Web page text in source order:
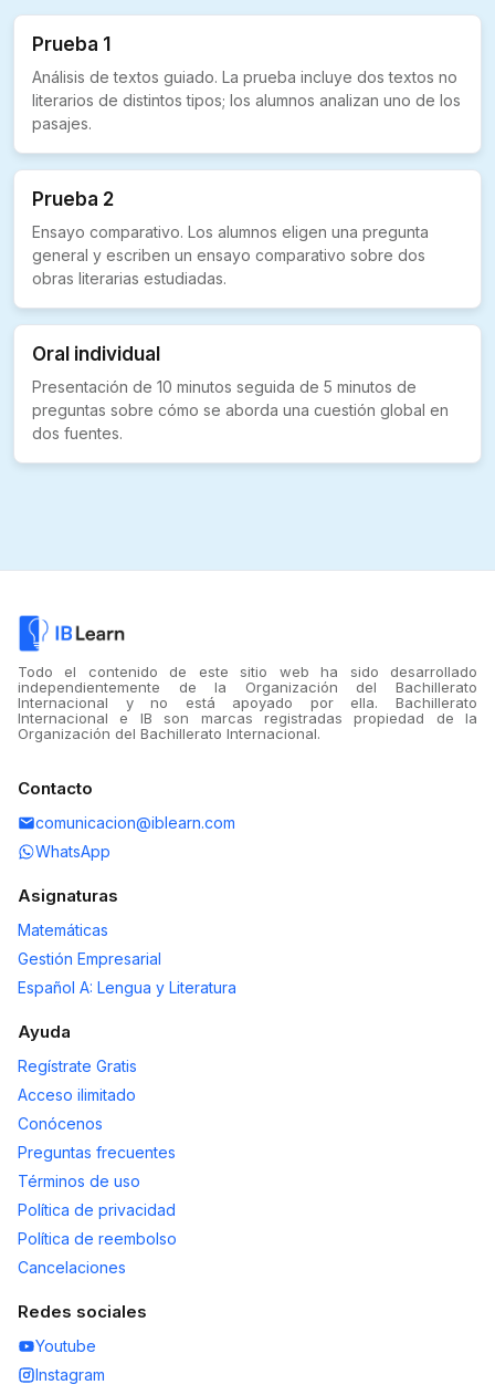
Prueba 1
Análisis de textos guiado. La prueba incluye dos textos no
literarios de distintos tipos; los alumnos analizan uno de los
pasajes.
Prueba 2
Ensayo comparativo. Los alumnos eligen una pregunta
general y escriben un ensayo comparativo sobre dos
obras literarias estudiadas.
Oral individual
Presentación de 10 minutos seguida de 5 minutos de
preguntas sobre cómo se aborda una cuestión global en
dos fuentes.
Todo el contenido de este sitio web ha sido desarrollado
independientemente de la Organización del Bachillerato
Internacional y no está apoyado por ella. Bachillerato
Internacional e IB son marcas registradas propiedad de la
Organización del Bachillerato Internacional.
Contacto
comunicacion@iblearn.com
WhatsApp
Asignaturas
Matemáticas
Gestión Empresarial
Español A: Lengua y Literatura
Ayuda
Regístrate Gratis
Acceso ilimitado
Conócenos
Preguntas frecuentes
Términos de uso
Política de privacidad
Política de reembolso
Cancelaciones
Redes sociales
Youtube
Instagram